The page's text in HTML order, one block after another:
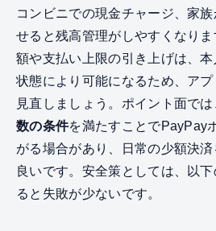
コンビニでの現金チャージ、家
せると残高管理がしやすくなり
額や支払い上限の引き上げは、
状態により可能になるため、ア
見直しましょう。ポイント面では
数の条件を満たすことでPayPay
がる場合があり、日常の少額決
良いです。安全策としては、以
ると失敗が少ないです。